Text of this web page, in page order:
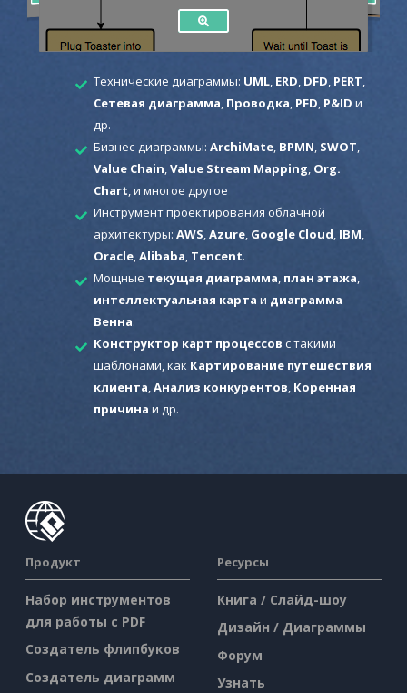
Технические диаграммы: UML, ERD DFD PERT
Сетевая диаграмма Проводка PFD P&ID и
др.
Бизнес-диаграммы: ArchiMate, BPMN SWOT
Value Chain Value Stream Mapping Org.
Chart , и многое другое
Инструмент проектирования облачной
архитектуры: AWS Azure, Google Cloud IBM
Oracle, Alibaba Tencent.
Мощные текущая диаграмма план этажа
интеллектуальная карта и диаграмма
Венна.
Конструктор карт процессов с такими
шаблонами, как Картирование путешествия
клиента Анализ конкурентов Коренная
причина и др.
Продукт
Набор инструментов
для работы с PDF
Создатель флипбуков
Создатель диаграмм
Ресурсы
Книга / Слайд-шоу
Дизайн / Диаграммы
Форум
Узнать